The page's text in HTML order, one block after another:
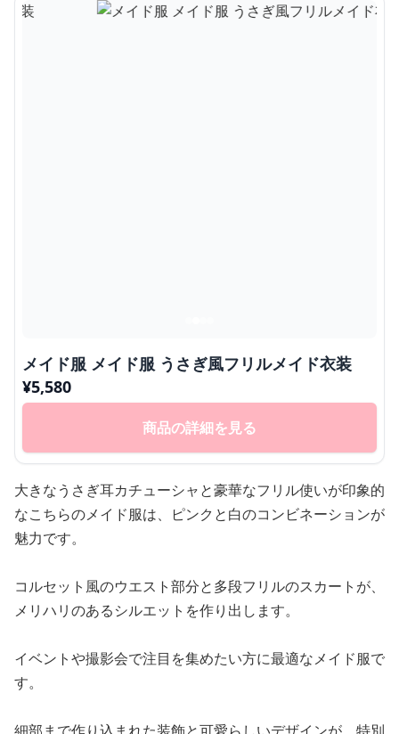
メイド服 メイド服 うさぎ風フリルメイド衣装
¥5,580
商品の詳細を見る
大きなうさぎ耳カチューシャと豪華なフリル使いが印象的
なこちらのメイド服は、ピンクと白のコンビネーションが
魅力です。
コルセット風のウエスト部分と多段フリルのスカートが、
メリハリのあるシルエットを作り出します。
イベントや撮影会で注目を集めたい方に最適なメイド服で
す。